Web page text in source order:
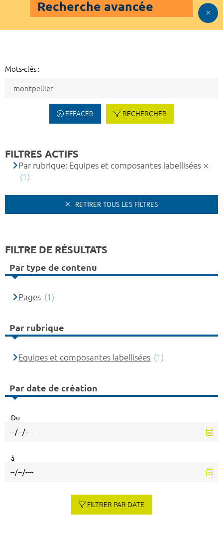
Recherche avancée
Mots-clés :
EFFACER RECHERCHER
FILTRES ACTIFS
Par rubrique: Equipes et composantes labellisées
(1)
RETIRER TOUS LES FILTRES
FILTRE DE RÉSULTATS
Par type de contenu
Pages (1)
Par rubrique
Equipes et composantes labellisées (1)
Par date de création
Du
à
FILTRER PAR DATE